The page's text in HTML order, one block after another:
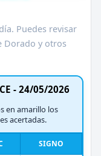
Puedes revisar
Dorado y otros
- 24/05/2026
en amarillo los
acertadas.
SIGNO